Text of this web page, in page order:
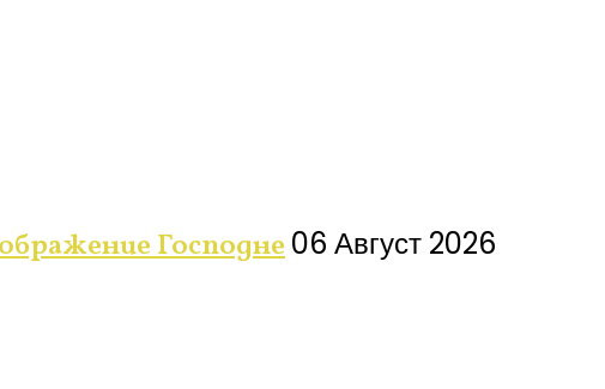
Господне06 Август 2026